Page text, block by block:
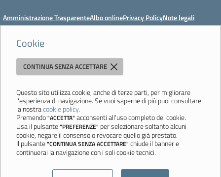
Cookie
CONTINUA SENZA ACCETTARE
Questo sito utilizza cookie, anche di terze parti, per migliorare
l'esperienza di navigazione. Se vuoi saperne di più puoi consultare
la nostracookie policy.
Premendo"ACCETTA" acconsenti all'uso completo dei cookie.
Usa il pulsante"PREFERENZE" per selezionare soltanto alcuni
cookie, negare il consenso o revocare quello già prestato.
Il pulsante"CONTINUA SENZA ACCETTARE" chiude il banner e
continuerai la navigazione con i soli cookie tecnici.
Amministrazione TrasparenteAlbo onlinePrivacy PolicyNote legali
Meccanismo di feedbackDichiarazioni di accessibilitàPreferenze cookie
Istituto di Istruzione Superiore 'Primo Levi'
764354 - Email:mois00200c@istruzione.it- PEC:
mois00200c@pec.istruzione.it
Codice meccanografico: mois00200c - C.F. 94058180368
Ultimo aggiornamento: Lunedì, 3 Agosto 2026 ore 12:05